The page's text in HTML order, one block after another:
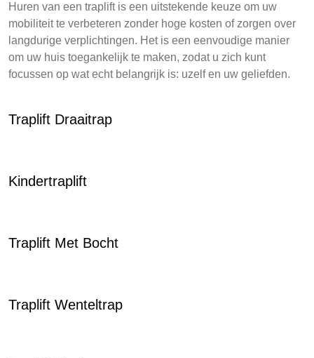
Huren van een traplift is een uitstekende keuze om uw
mobiliteit te verbeteren zonder hoge kosten of zorgen over
langdurige verplichtingen. Het is een eenvoudige manier
om uw huis toegankelijk te maken, zodat u zich kunt
focussen op wat echt belangrijk is: uzelf en uw geliefden.
Traplift Draaitrap
Kindertraplift
Traplift Met Bocht
Traplift Wenteltrap